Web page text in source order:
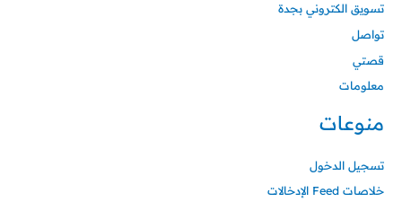
تسويق الكتروني بجدة
تواصل
قصتي
معلومات
منوعات
تسجيل الدخول
خلاصات Feed الإدخالات